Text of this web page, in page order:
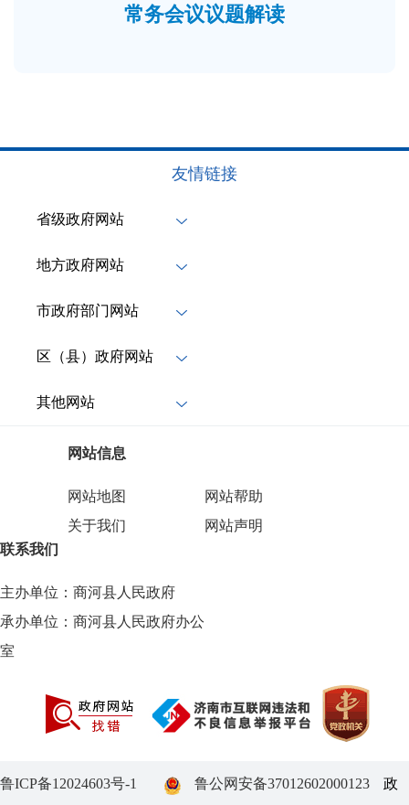
常务会议议题解读
友情链接
省级政府网站
地方政府网站
市政府部门网站
区（县）政府网站
其他网站
网站信息
网站地图
网站帮助
关于我们
网站声明
联系我们
主办单位：商河县人民政府
承办单位：商河县人民政府办公
室
鲁ICP备12024603号-1 鲁公网安备37012602000123 政